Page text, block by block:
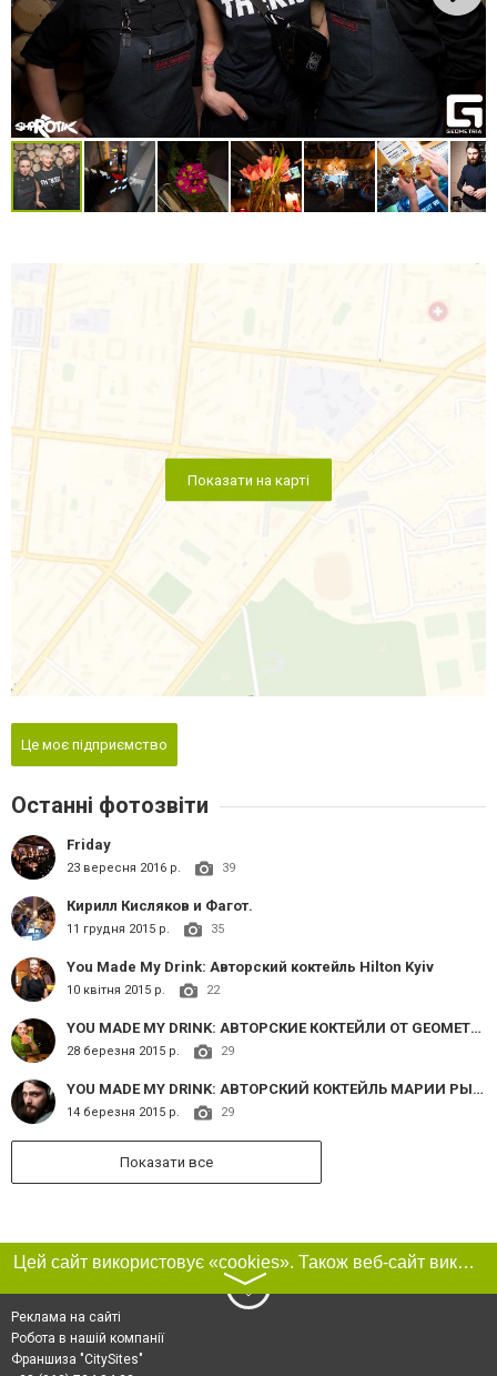
Показати на карті
Це моє підприємство
Останні фотозвіти
Friday
23 вересня 2016 р. 39
Кирилл Кисляков и Фагот.
11 грудня 2015 р. 35
You Made My Drink: Авторский коктейль Hilton Kyiv
10 квітня 2015 р. 22
YOU MADE MY DRINK: АВТОРСКИЕ КОКТЕЙЛИ ОТ GEOMETRIA
28 березня 2015 р. 29
YOU MADE MY DRINK: АВТОРСКИЙ КОКТЕЙЛЬ МАРИИ РЫДВАН
14 березня 2015 р. 29
Показати все
Цей сайт використовує «cookies». Також веб-сайт використовує інтернет-сервіс для збору технічних даних стосовно відвідувачів з метою отримання маркетингової та статистичної інформації. Умови обробки даних відвідувачів сайту див.
〉
Реклама на сайті
Робота в нашій компанії
Франшиза "CitySites"